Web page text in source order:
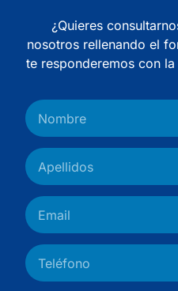
¿Quieres
nosotros rellenando el
te responderemos con